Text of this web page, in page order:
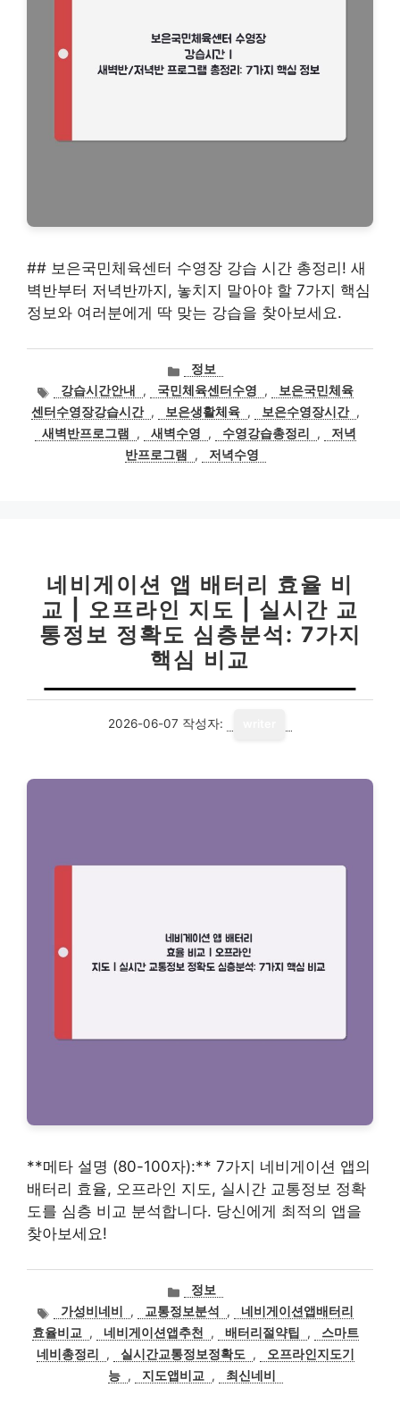
## 보은국민체육센터 수영장 강습 시간 총정리! 새
벽반부터 저녁반까지, 놓치지 말아야 할 7가지 핵심
정보와 여러분에게 딱 맞는 강습을 찾아보세요.
카
테
고
리
정보
태
그
강습시간안내 , 국민체육센터수영 ,
보은국민체육
센터수영장강습시간 , 보은생활체육 , 보은수영장시간 ,
새벽반프로그램
, 새벽수영 , 수영강습총정리 ,
저녁
반프로그램
, 저녁수영
네비게이션 앱 배터리 효율 비
교 | 오프라인 지도 | 실시간 교
통정보 정확도 심층분석: 7가지
핵심 비교
2026-06-07 작성자:
**메타 설명 (80-100자):** 7가지 네비게이션 앱의
배터리 효율, 오프라인 지도, 실시간 교통정보 정확
도를 심층 비교 분석합니다. 당신에게 최적의 앱을
찾아보세요!
카
테
고
리
정보
태
그
가성비네비 , 교통정보분석 ,
네비게이션앱배터리
효율비교
, 네비게이션앱추천 , 배터리절약팁 ,
스마트
네비총정리
, 실시간교통정보정확도 ,
오프라인지도기
능 , 지도앱비교 , 최신네비